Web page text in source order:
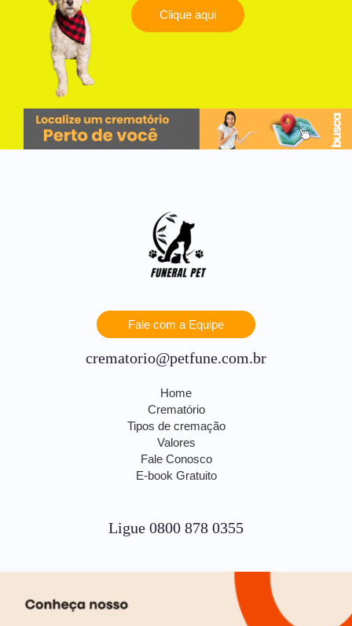
Clique aqui
Fale com a Equipe
crematorio@petfune.com.br
Home
Crematório
Tipos de cremação
Valores
Fale Conosco
E-book Gratuito
Ligue 0800 878 0355